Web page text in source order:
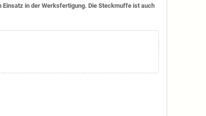
in der Werksfertigung. Die Steckmuffe ist auch